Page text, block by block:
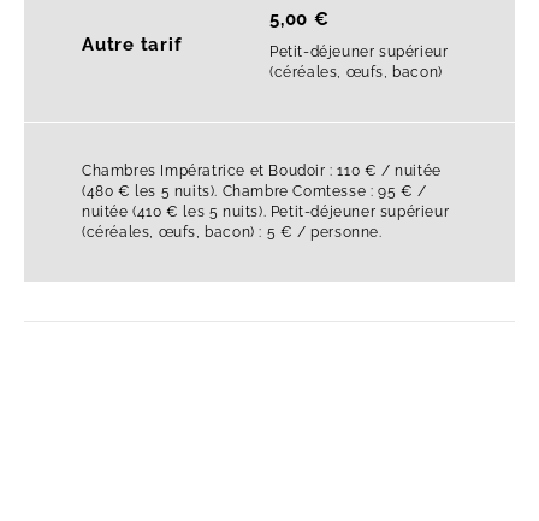
Autre tarif
5,00 €
Petit-déjeuner supérieur
(céréales, œufs, bacon)
Chambres Impératrice et Boudoir : 110 € / nuitée
(480 € les 5 nuits). Chambre Comtesse : 95 € /
nuitée (410 € les 5 nuits). Petit-déjeuner supérieur
(céréales, œufs, bacon) : 5 € / personne.